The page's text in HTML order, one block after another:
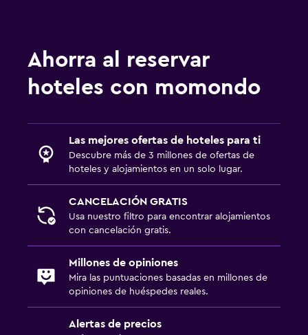
Ahorra al reservar
hoteles con momondo
Las mejores ofertas de hoteles para ti
Descubre más de 3 millones de ofertas de
hoteles y alojamientos en un solo lugar.
CANCELACIÓN GRATIS
Usa nuestro filtro para encontrar alojamientos
con cancelación gratis.
Millones de opiniones
Mira las puntuaciones basadas en millones de
opiniones de huéspedes reales.
Alertas de precios